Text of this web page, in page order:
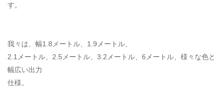
す。
我々は、幅1.8メートル、1.9メートル、
2.1メートル、2.5メートル、3.2メートル、6メートル、様々な色と
幅広い出力
仕様。